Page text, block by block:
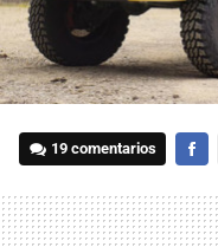
19 comentarios